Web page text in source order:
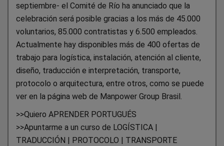
septiembre- el Comité de Río ha anunciado que la
celebración será posible gracias a los más de 45.000
voluntarios, 85.000 contratistas y 6.500 empleados.
Actualmente hay disponibles más de 400 ofertas de
trabajo para logística, instalación, atención al cliente,
diseño, traducción e interpretación, transporte,
protocolo o arquitectura, entre otros, como se puede
ver en la página web de Manpower Group Brasil.
>>Quiero APRENDER PORTUGUÉS
>>Apuntarme a un curso de LOGÍSTICA |
TRADUCCIÓN | PROTOCOLO | TRANSPORTE